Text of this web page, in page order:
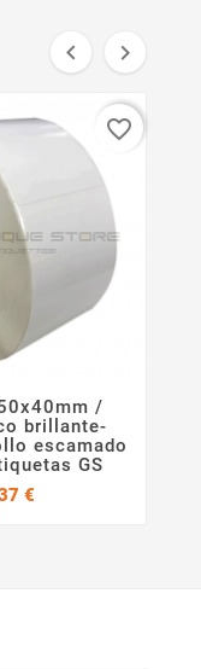
 

/
brillante-
escamado
GS
€
favorite_border